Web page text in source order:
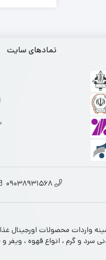
نمادهای سایت
09038931568
تخصصی محصولات غذایی ارجینال از برندهای معتبر جهانی است. این فروشگاه فعالیت خود
سرد و گرم ، انواع قهوه ، ویفر